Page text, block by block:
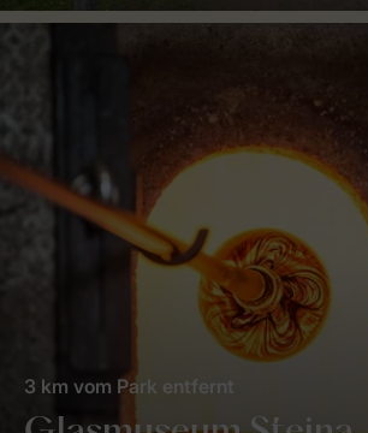
3 km vom Park entfernt